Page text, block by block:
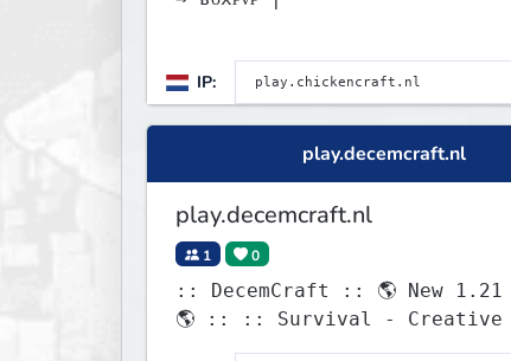
IP:
play.decemcraft.nl
play.decemcraft.nl
1 0
:: DecemCraft :: 🌎 New 1.21
🌎 :: :: Survival - Creative -
Skyblock - Minigames ::